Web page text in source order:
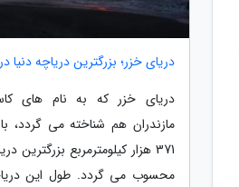
دریای خزر؛ بزرگترین دریاچه دنیا
دریای خزر که به نام های
مازندران هم شناخته می گردد،
371 هزار کیلومترمربع بزرگترین
محسوب می گردد. طول این